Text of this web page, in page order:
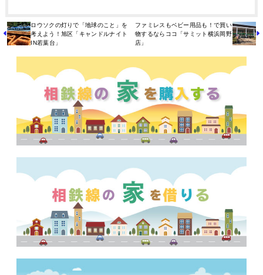
ロウソクの灯りで「地球のこと」を
考えよう！旭区「キャンドルナイト
IN若葉台」
ファミレスもベビー用品も！で買い
物するならココ「サミット横浜岡野
店」